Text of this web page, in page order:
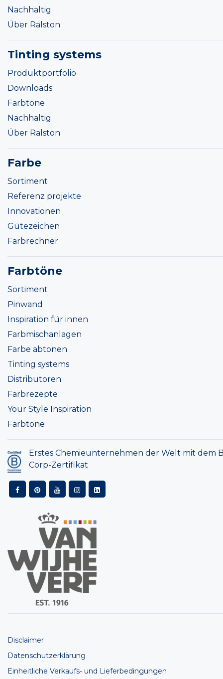
Nachhaltig
Über Ralston
Tinting systems
Produktportfolio
Downloads
Farbtöne
Nachhaltig
Über Ralston
Farbe
Sortiment
Referenz projekte
Innovationen
Gütezeichen
Farbrechner
Farbtöne
Sortiment
Pinwand
Inspiration für innen
Farbmischanlagen
Farbe abtonen
Tinting systems
Distributoren
Farbrezepte
Your Style Inspiration
Farbtöne
Erstes Chemieunternehmen der Welt mit dem
Corp-Zertifikat
Disclaimer
Datenschutzerklärung
Einheitliche Verkaufs- und Lieferbedingungen